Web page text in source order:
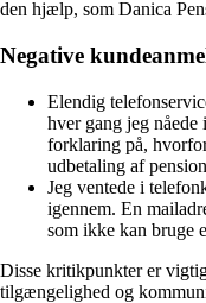
den hjælp, som Danica
Negative
Elendig
hver gang jeg
forklaring på,
udbetaling af
Jeg ventede i
igennem. En
som ikke kan bruge
Disse kritikpunkter er
tilgængelighed og